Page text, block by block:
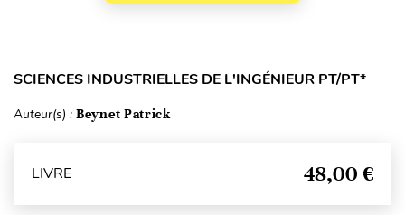
SCIENCES INDUSTRIELLES DE L'INGÉNIEUR PT/PT*
Auteur(s) : Beynet Patrick
LIVRE 48,00 €